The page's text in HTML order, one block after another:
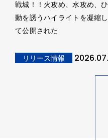
戦城！！火攻め、水攻め、
動を誘うハイライトを凝縮
て公開された
リリース情報